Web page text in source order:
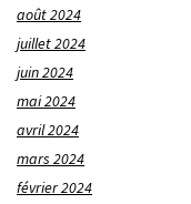
août 2024
juillet 2024
juin 2024
mai 2024
avril 2024
mars 2024
février 2024